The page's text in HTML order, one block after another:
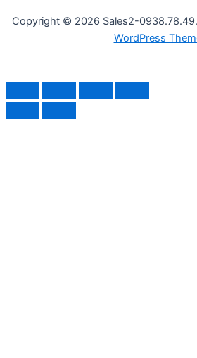
Copyright © 2026 Sales2-
WordPress